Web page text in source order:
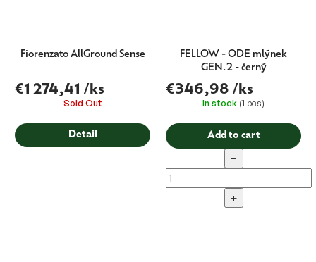
Fiorenzato AllGround Sense
€1 274,41 /ks
Sold Out
Detail
FELLOW - ODE mlýnek
GEN.2 - černý
€346,98 /ks
In stock (1 pcs)
Add to cart
−
+